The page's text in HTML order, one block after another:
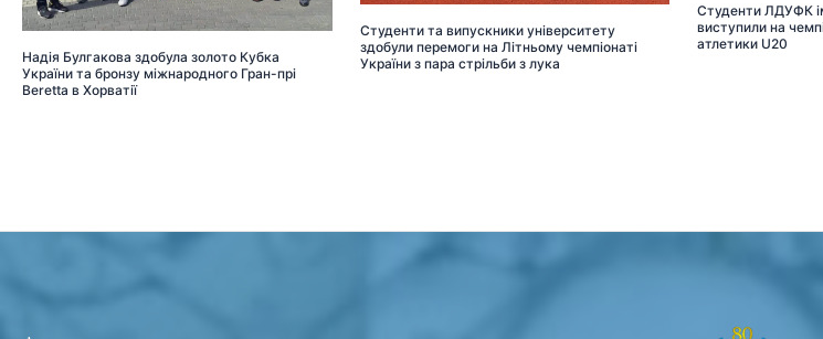
Надія Булгакова здобула золото Кубка
України та бронзу міжнародного Гран-прі
Beretta в Хорватії
Студенти та випускники університету
здобули перемоги на Літньому чемпіонаті
України з пара стрільби з лука
Студенти ЛДУФК
виступили на
атлетики U20